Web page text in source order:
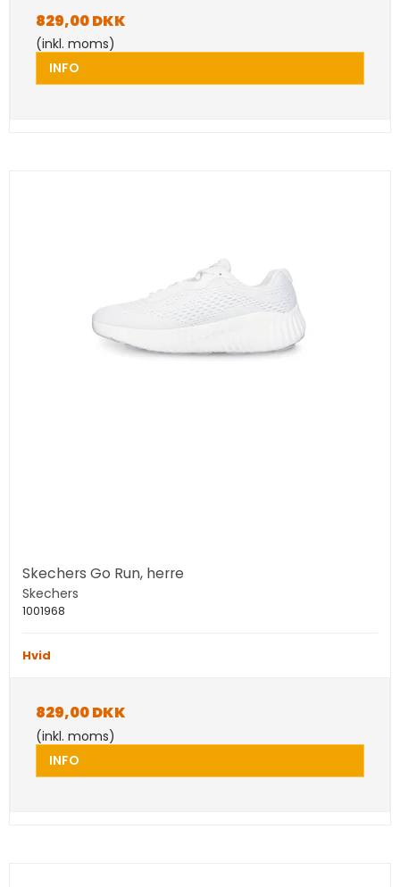
829,00 DKK
(inkl. moms)
INFO
Skechers Go Run, herre
Skechers
1001968
Hvid
829,00 DKK
(inkl. moms)
INFO